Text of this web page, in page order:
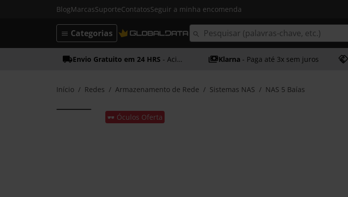
BlogMarcasSuporteContatosSeguir a minha encomenda
Categorias
Envio Gratuito em 24 HRS - Acima dos 50€ Klarna - Paga até 3x sem juros
Início Redes Armazenamento de Rede Sistemas NAS NAS 5 Baías
🕶️ Óculos Oferta